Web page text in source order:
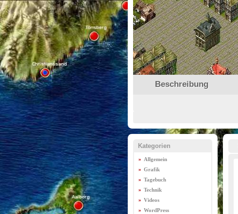
Beschreibung
Kategorien
Allgemein
Grafik
Tagebuch
Technik
Videos
WordPress